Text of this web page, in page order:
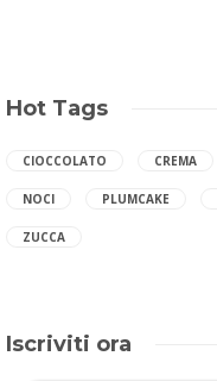
Hot Tags
CIOCCOLATO CREMA
NOCI PLUMCAKE
ZUCCA
Iscriviti ora